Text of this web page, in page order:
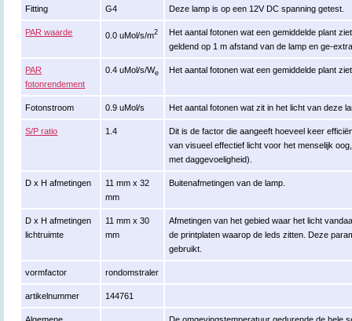
Fitting G4 Deze lamp is op een 12V DC spanning getest.
PAR waarde 0.0 uMol/s/m2
Het aantal fotonen wat een gemiddelde plant
geldend op 1 m afstand van de lamp en ge-
PAR
fotonrendement
0.4 uMol/s/We Het aantal fotonen wat een gemiddelde plant
Fotonstroom 0.9 uMol/s Het aantal fotonen wat zit in het licht van deze
S/P ratio 1.4
Dit is de factor die aangeeft hoeveel keer
van visueel effectief licht voor het menselijk
met daggevoeligheid).
D x H afmetingen
11 mm x 32
mm
Buitenafmetingen van de lamp.
D x H afmetingen
lichtruimte
11 mm x 30
mm
Afmetingen van het gebied waar het licht
de printplaten waarop de leds zitten. Deze
gebruikt.
vormfactor rondomstraler
artikelnummer 144761